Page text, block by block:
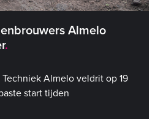
Almelo
Almelo veldrit op 19
start tijden